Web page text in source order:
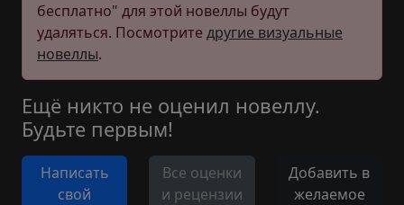
бесплатно" для этой новеллы будут
удаляться. Посмотрите другие визуальные
новеллы.
Ещё никто не оценил новеллу.
Будьте первым!
Написать
свой
Все оценки
и рецензии
Добавить в
желаемое